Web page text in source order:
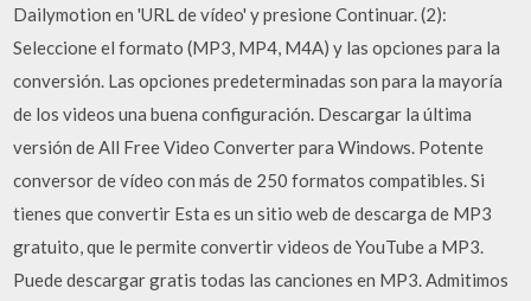
Dailymotion en 'URL de vídeo' y presione Continuar. (2):
Seleccione el formato (MP3, MP4, M4A) y las opciones para la
conversión. Las opciones predeterminadas son para la mayoría
de los videos una buena configuración. Descargar la última
versión de All Free Video Converter para Windows. Potente
conversor de vídeo con más de 250 formatos compatibles. Si
tienes que convertir Esta es un sitio web de descarga de MP3
gratuito, que le permite convertir videos de YouTube a MP3.
Puede descargar gratis todas las canciones en MP3. Admitimos